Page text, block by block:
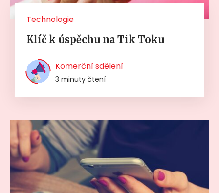
Technologie
Klíč k úspěchu na Tik Toku
Komerční sdělení
3 minuty čtení